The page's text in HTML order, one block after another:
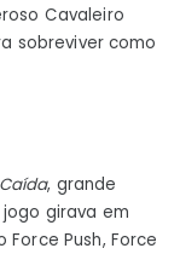
Cavaleiro
sobreviver como
, grande
girava em
Push, Force